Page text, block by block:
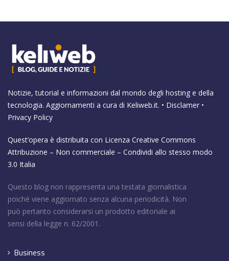
Notizie, tutorial e informazioni dal mondo degli hosting e della
tecnologia. Aggiornamenti a cura di Keliweb.it. • Disclamer •
Privacy Policy
Quest’opera è distribuita con Licenza Creative Commons
Attribuzione – Non commerciale – Condividi allo stesso modo
3.0 Italia
Questo blog non rappresenta una testata giornalistica
poiché viene aggiornato senza alcuna periodicità. Non
può pertanto considerarsi un prodotto editoriale ai
sensi della legge n. 62/2001.
Business